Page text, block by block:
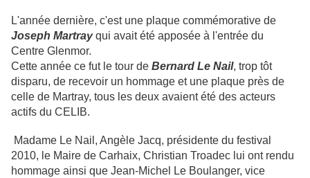
L'année dernière, c'est une plaque commémorative de
Joseph Martrayqui avait été apposée à l'entrée du
Centre Glenmor.
Cette année ce fut le tour de Bernard Le Nail, trop tôt
disparu, de recevoir un hommage et une plaque près de
celle de Martray, tous les deux avaient été des acteurs
actifs du CELIB.
Madame Le Nail, Angèle Jacq, présidente du festival
2010, le Maire de Carhaix, Christian Troadec lui ont rendu
hommage ainsi que Jean-Michel Le Boulanger, vice